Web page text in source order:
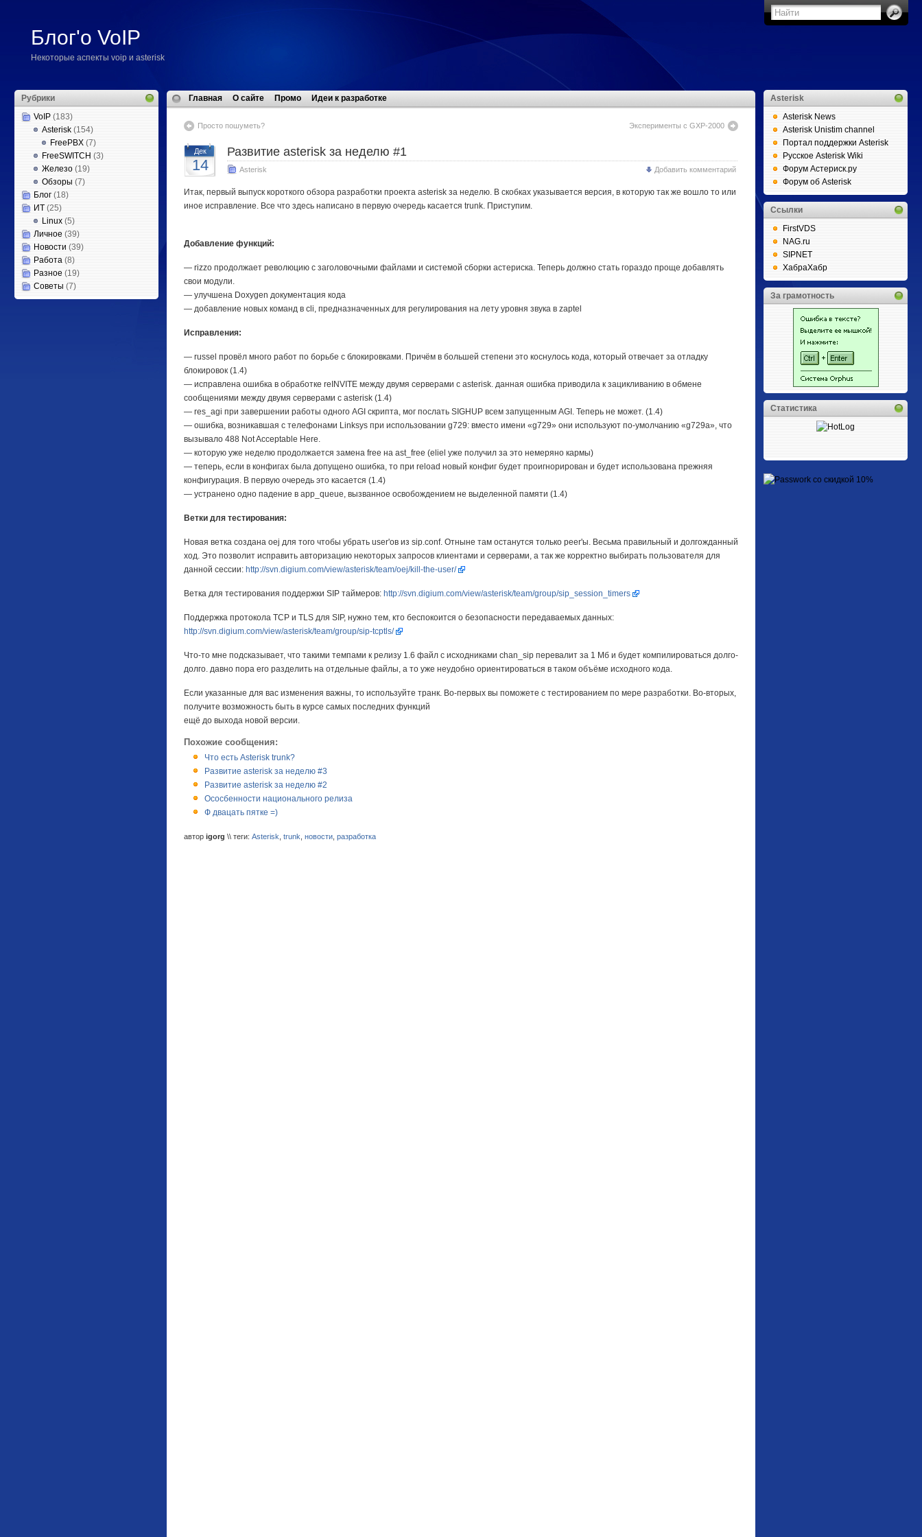
Блог'о VoIP
Некоторые аспекты voip и asterisk
Рубрики
VoIP (183)
Asterisk (154)
FreePBX (7)
FreeSWITCH (3)
Железо (19)
Обзоры (7)
Блог (18)
ИТ (25)
Linux (5)
Личное (39)
Новости (39)
Работа (8)
Разное (19)
Советы (7)
Главная О сайте Промо Идеи к разработке
Просто пошуметь? Эксперименты с GXP-2000
Дек
14
Развитие asterisk за неделю #1
Asterisk Добавить комментарий
Итак, первый выпуск короткого обзора разработки проекта asterisk за неделю. В скобках указывается версия, в которую так же вошло то или
иное исправление. Все что здесь написано в первую очередь касается trunk. Приступим.
Добавление функций:
— rizzo продолжает революцию с заголовочными файлами и системой сборки астериска. Теперь должно стать гораздо проще добавлять
свои модули.
— улучшена Doxygen документация кода
— добавление новых команд в cli, предназначенных для регулирования на лету уровня звука в zaptel
Исправления:
— russel провёл много работ по борьбе с блокировками. Причём в большей степени это коснулось кода, который отвечает за отладку
блокировок (1.4)
— исправлена ошибка в обработке reINVITE между двумя серверами с asterisk. данная ошибка приводила к зацикливанию в обмене
сообщениями между двумя серверами с asterisk (1.4)
— res_agi при завершении работы одного AGI скрипта, мог послать SIGHUP всем запущенным AGI. Теперь не может. (1.4)
— ошибка, возникавшая с телефонами Linksys при использовании g729: вместо имени «g729» они используют по-умолчанию «g729a», что
вызывало 488 Not Acceptable Here.
— которую уже неделю продолжается замена free на ast_free (eliel уже получил за это немеряно кармы)
— теперь, если в конфигах была допущено ошибка, то при reload новый конфиг будет проигнорирован и будет использована прежняя
конфигурация. В первую очередь это касается (1.4)
— устранено одно падение в app_queue, вызванное освобождением не выделенной памяти (1.4)
Ветки для тестирования:
Новая ветка создана oej для того чтобы убрать user'ов из sip.conf. Отныне там останутся только peer'ы. Весьма правильный и долгожданный
ход. Это позволит исправить авторизацию некоторых запросов клиентами и серверами, а так же корректно выбирать пользователя для
данной сессии: http://svn.digium.com/view/asterisk/team/oej/kill-the-user/
Ветка для тестирования поддержки SIP таймеров: http://svn.digium.com/view/asterisk/team/group/sip_session_timers
Поддержка протокола TCP и TLS для SIP, нужно тем, кто беспокоится о безопасности передаваемых данных:
http://svn.digium.com/view/asterisk/team/group/sip-tcptls/
Что-то мне подсказывает, что такими темпами к релизу 1.6 файл с исходниками chan_sip перевалит за 1 Мб и будет компилироваться долго-
долго. давно пора его разделить на отдельные файлы, а то уже неудобно ориентироваться в таком объёме исходного кода.
Если указанные для вас изменения важны, то используйте транк. Во-первых вы поможете с тестированием по мере разработки. Во-вторых,
получите возможность быть в курсе самых последних функций
ещё до выхода новой версии.
Похожие сообщения:
Что есть Asterisk trunk?
Развитие asterisk за неделю #3
Развитие asterisk за неделю #2
Ососбенности национального релиза
Ф двацать пятке =)
автор igorg \\ теги: Asterisk trunk новости разработка
Asterisk
Asterisk News
Asterisk Unistim channel
Портал поддержки Asterisk
Русское Asterisk Wiki
Форум Астериск.ру
Форум об Asterisk
Ссылки
FirstVDS
NAG.ru
SIPNET
ХабраХабр
За грамотность
Статистика